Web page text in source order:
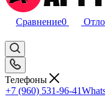
Сравнение0
Телефоны
+7 (960) 531-96-41